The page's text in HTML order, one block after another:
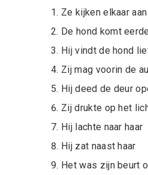
Ze kijken elkaar aan
De hond komt
Hij vindt de hond
Zij mag voorin de
Hij deed de deur
Zij drukte op het
Hij lachte naar haar
Hij zat naast haar
Het was zijn beurt